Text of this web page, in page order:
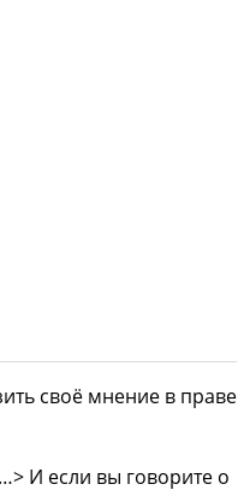
своё мнение в праве
И если вы говорите о